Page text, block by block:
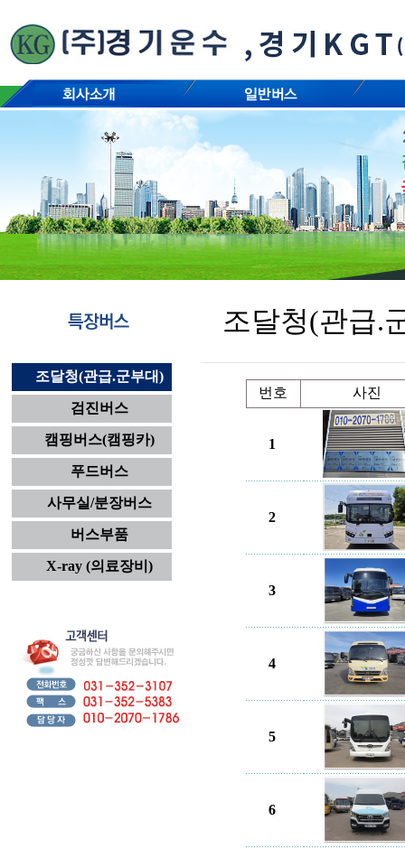
조달청(관급.군부대)
검진버스
캠핑버스(캠핑카)
푸드버스
사무실/분장버스
버스부품
X-ray (의료장비)
조달청(관급.
번호 사진
1
2
3
4
5
6